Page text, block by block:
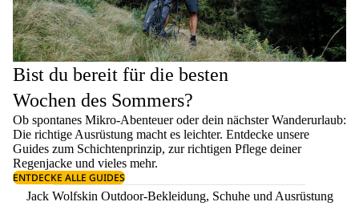
Bist du bereit für die besten
Wochen des Sommers?
Ob spontanes Mikro-Abenteuer oder dein nächster Wanderurlaub:
Die richtige Ausrüstung macht es leichter. Entdecke unsere
Guides zum Schichtenprinzip, zur richtigen Pflege deiner
Regenjacke und vieles mehr.
ENTDECKE ALLE GUIDES
Jack Wolfskin Outdoor-Bekleidung, Schuhe und Ausrüstung